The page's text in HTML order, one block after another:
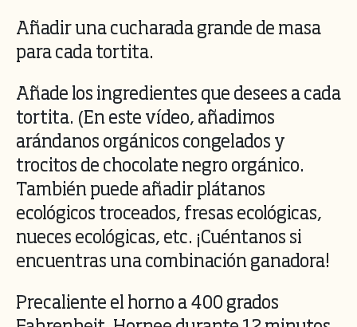
Añadir una cucharada grande de masa
para cada tortita.
Añade los ingredientes que desees a cada
tortita. (En este vídeo, añadimos
arándanos orgánicos congelados y
trocitos de chocolate negro orgánico.
También puede añadir plátanos
ecológicos troceados, fresas ecológicas,
nueces ecológicas, etc. ¡Cuéntanos si
encuentras una combinación ganadora!
Precaliente el horno a 400 grados